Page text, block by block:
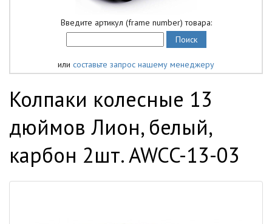
Введите артикул (frame number) товара:
или составьте запрос нашему менеджеру
Колпаки колесные 13
дюймов Лион, белый,
карбон 2шт. AWCC-13-03